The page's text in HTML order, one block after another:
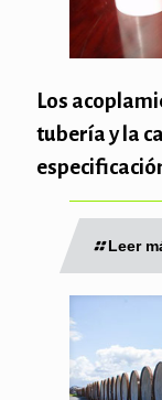
Los
tubería y la
Leer